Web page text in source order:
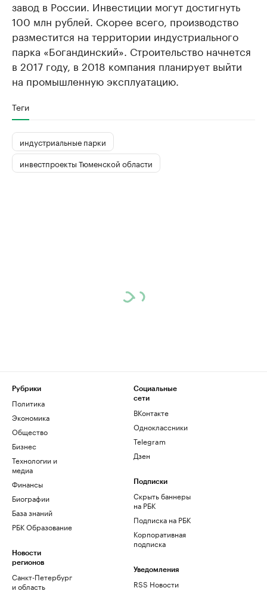
завод в России. Инвестиции могут достигнуть
100 млн рублей. Скорее всего, производство
разместится на территории индустриального
парка «Богандинский». Строительство начнется
в 2017 году, в 2018 компания планирует выйти
на промышленную эксплуатацию.
Теги
индустриальные парки
инвестпроекты Тюменской области
Рубрики
Политика
Экономика
Общество
Бизнес
Технологии и
медиа
Финансы
Биографии
База знаний
РБК Образование
Новости
регионов
Санкт-Петербург
и область
Социальные
сети
ВКонтакте
Одноклассники
Telegram
Дзен
Подписки
Скрыть баннеры
на РБК
Подписка на РБК
Корпоративная
подписка
Уведомления
RSS Новости